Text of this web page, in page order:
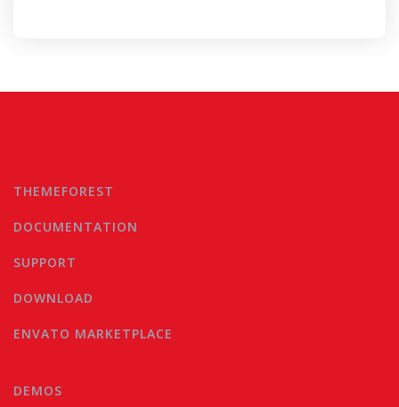
THEMEFOREST
DOCUMENTATION
SUPPORT
DOWNLOAD
ENVATO MARKETPLACE
DEMOS